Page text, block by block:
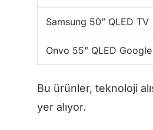
Samsung 50” QLED TV
Onvo 55” QLED
Bu ürünler, teknoloji
yer alıyor.